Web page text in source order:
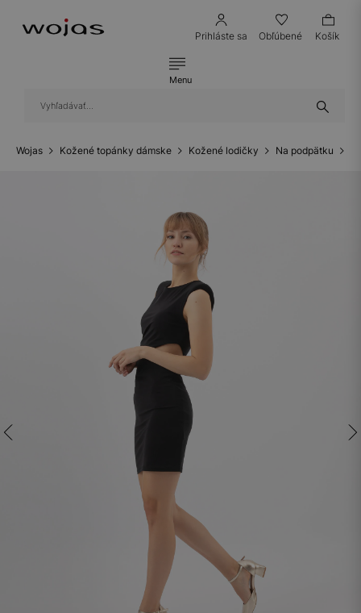
Prihláste sa Obľúbené Košík
Menu
Wojas Kožené topánky dámske Kožené lodičky Na podpätku